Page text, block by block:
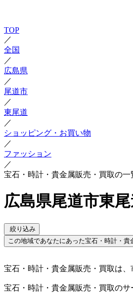
TOP
／
全国
／
広島県
／
尾道市
／
東尾道
／
ショッピング・お買い物
／
ファッション
／
宝石・時計・貴金属販売・買取の一
広島県尾道市東
絞り込み
この地域であなたにあった宝石・時計・
宝石・時計・貴金属販売・買取は
宝石・時計・貴金属販売・買取の